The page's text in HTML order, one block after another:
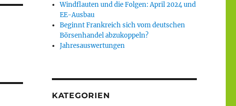
Windflauten und die Folgen: April 2024 und
EE-Ausbau
Beginnt Frankreich sich vom deutschen
Börsenhandel abzukoppeln?
Jahresauswertungen
KATEGORIEN